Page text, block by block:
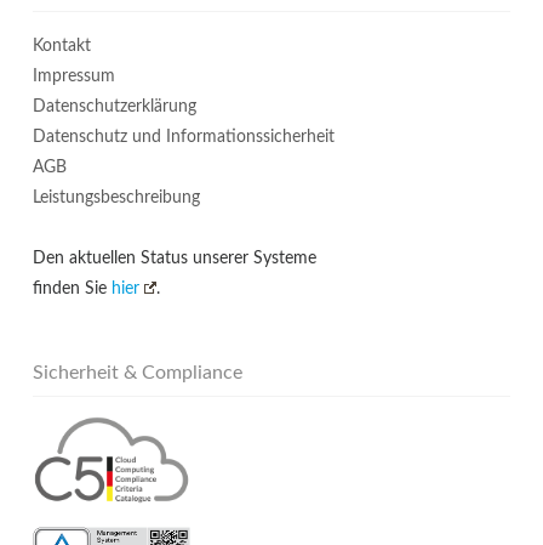
Kontakt
Impressum
Datenschutzerklärung
Datenschutz und Informationssicherheit
AGB
Leistungsbeschreibung
Den aktuellen Status unserer Systeme
finden Sie hier .
Sicherheit & Compliance